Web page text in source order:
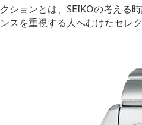
ションとは、SEIKOの考える
スを重視する人へむけたセレ